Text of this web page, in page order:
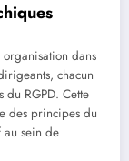
organisation dans
chacun
du RGPD. Cette
des principes du
au sein de